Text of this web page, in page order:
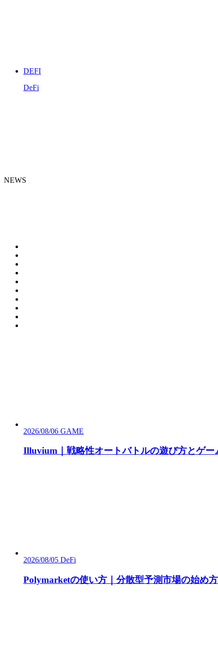
DEFI
DeFi
NEWS
2026/08/06 GAME
Illuvium｜戦略性オートバトルの遊び方とゲー
2026/08/05 DeFi
Polymarketの使い方｜分散型予測市場の始め